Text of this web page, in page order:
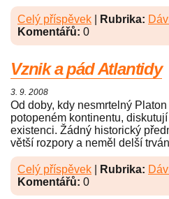
Celý příspěvek Rubrika:
Komentářů: 0
Vznik a pád Atlantidy
3. 9. 2008
Od doby, kdy nesmrtelný
potope­ném kontinentu,
existenci. Žádný his­torický
větší rozpory a neměl delší
Celý příspěvek Rubrika:
Komentářů: 0